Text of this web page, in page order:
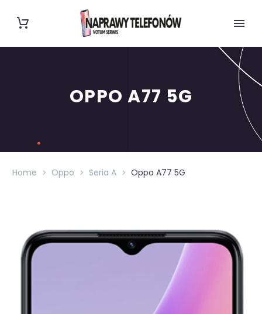
OPPO A77 5G
Home Oppo Seria A Oppo A77 5G